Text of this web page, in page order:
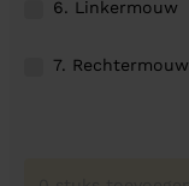
6. Linkermouw
7. Rechtermouw